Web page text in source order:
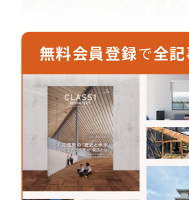
「REVZO虎ノ門」と同時期に取
ロジェクトで、健康にも環境に
のがきっかけで知りました。揮
土でできている塗料で、塗装の
臭いが全くしません。調湿性や
康にも寄与するので「REVZO
使っています。例えばエントラ